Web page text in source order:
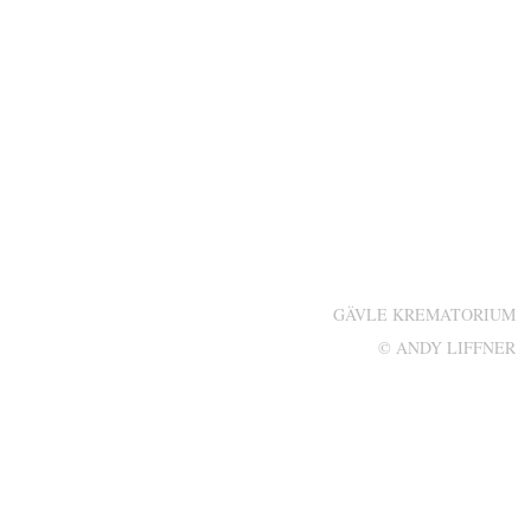
GÄVLE KREMATORIUM
© ANDY LIFFNER